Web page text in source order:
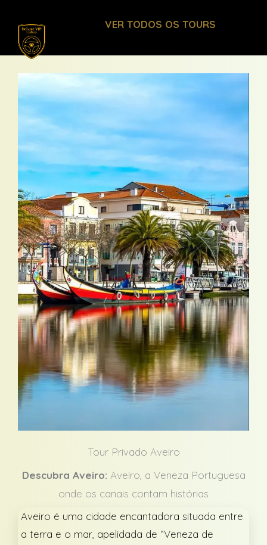
content
VER TODOS OS TOURS
Tour Privado Aveiro
Descubra Aveiro: Aveiro, a Veneza Portuguesa
onde os canais contam histórias
Aveiro é uma cidade encantadora situada entre
a terra e o mar, apelidada de “Veneza de